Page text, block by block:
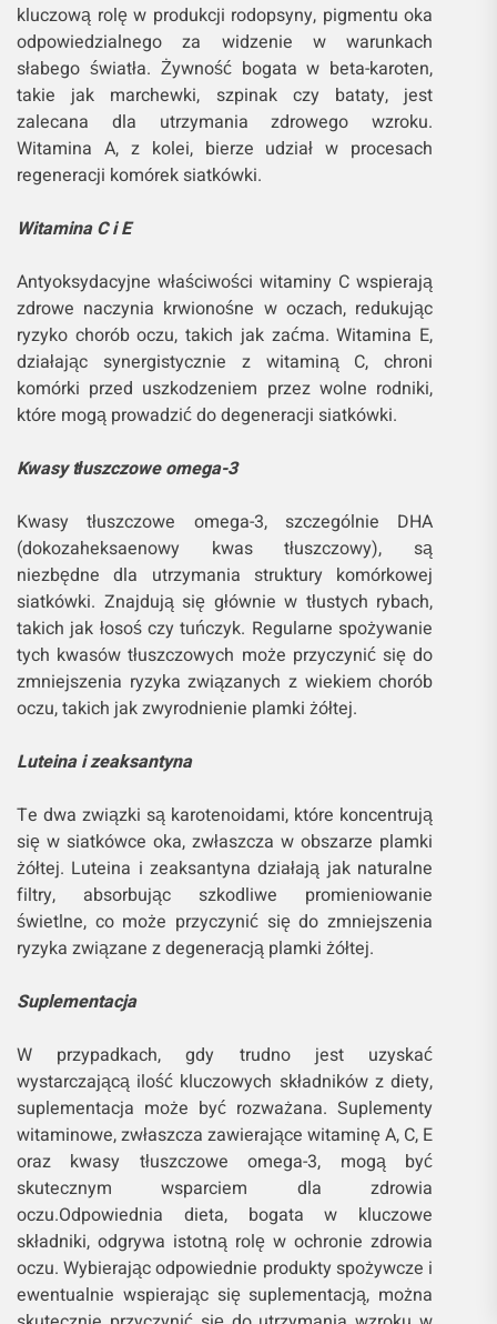
kluczową rolę w produkcji rodopsyny, pigmentu oka
odpowiedzialnego za widzenie w warunkach
słabego światła. Żywność bogata w beta-karoten,
takie jak marchewki, szpinak czy bataty, jest
zalecana dla utrzymania zdrowego wzroku.
Witamina A, z kolei, bierze udział w procesach
regeneracji komórek siatkówki.
Witamina C i E
Antyoksydacyjne właściwości witaminy C wspierają
zdrowe naczynia krwionośne w oczach, redukując
ryzyko chorób oczu, takich jak zaćma. Witamina E,
działając synergistycznie z witaminą C, chroni
komórki przed uszkodzeniem przez wolne rodniki,
które mogą prowadzić do degeneracji siatkówki.
Kwasy tłuszczowe omega-3
Kwasy tłuszczowe omega-3, szczególnie DHA
(dokozaheksaenowy kwas tłuszczowy), są
niezbędne dla utrzymania struktury komórkowej
siatkówki. Znajdują się głównie w tłustych rybach,
takich jak łosoś czy tuńczyk. Regularne spożywanie
tych kwasów tłuszczowych może przyczynić się do
zmniejszenia ryzyka związanych z wiekiem chorób
oczu, takich jak zwyrodnienie plamki żółtej.
Luteina i zeaksantyna
Te dwa związki są karotenoidami, które koncentrują
się w siatkówce oka, zwłaszcza w obszarze plamki
żółtej. Luteina i zeaksantyna działają jak naturalne
filtry, absorbując szkodliwe promieniowanie
świetlne, co może przyczynić się do zmniejszenia
ryzyka związane z degeneracją plamki żółtej.
Suplementacja
W przypadkach, gdy trudno jest uzyskać
wystarczającą ilość kluczowych składników z diety,
suplementacja może być rozważana. Suplementy
witaminowe, zwłaszcza zawierające witaminę A, C, E
oraz kwasy tłuszczowe omega-3, mogą być
skutecznym wsparciem dla zdrowia
oczu.Odpowiednia dieta, bogata w kluczowe
składniki, odgrywa istotną rolę w ochronie zdrowia
oczu. Wybierając odpowiednie produkty spożywcze i
ewentualnie wspierając się suplementacją, można